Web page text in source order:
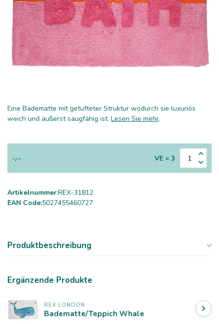
Eine Badematte mit getufteter Struktur wodurch sie luxuriös
weich und äußerst saugfähig ist. Lesen Sie mehr.
-,-- VE = 3
Artikelnummer:REX-31812
EAN Code:5027455460727
Produktbeschreibung
Ergänzende Produkte
REX LONDON
Badematte/Teppich Whale